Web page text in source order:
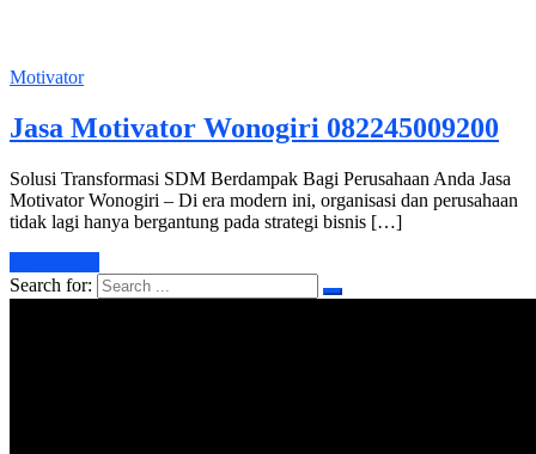
Motivator
Jasa Motivator Wonogiri 082245009200
Solusi Transformasi SDM Berdampak Bagi Perusahaan Anda Jasa
Motivator Wonogiri – Di era modern ini, organisasi dan perusahaan
tidak lagi hanya bergantung pada strategi bisnis […]
Search for: